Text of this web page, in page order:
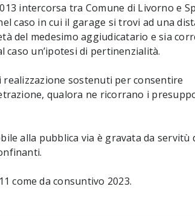
intercorsa tra Comune di Livorno e
caso in cui il garage si trovi ad una
del medesimo aggiudicatario e sia
un’ipotesi di pertinenzialità.
sostenuti per consentire
qualora ne ricorrano i
alla pubblica via è gravata da servitù
come da consuntivo 2023.